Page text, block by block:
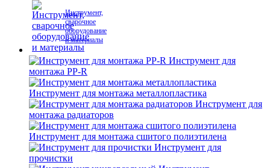
Инструмент,
сварочное
оборудование
и материалы
Инструмент для
монтажа PP-R
Инструмент для монтажа металлопластика
Инструмент для
монтажа радиаторов
Инструмент для монтажа сшитого полиэтилена
Инструмент для
прочистки